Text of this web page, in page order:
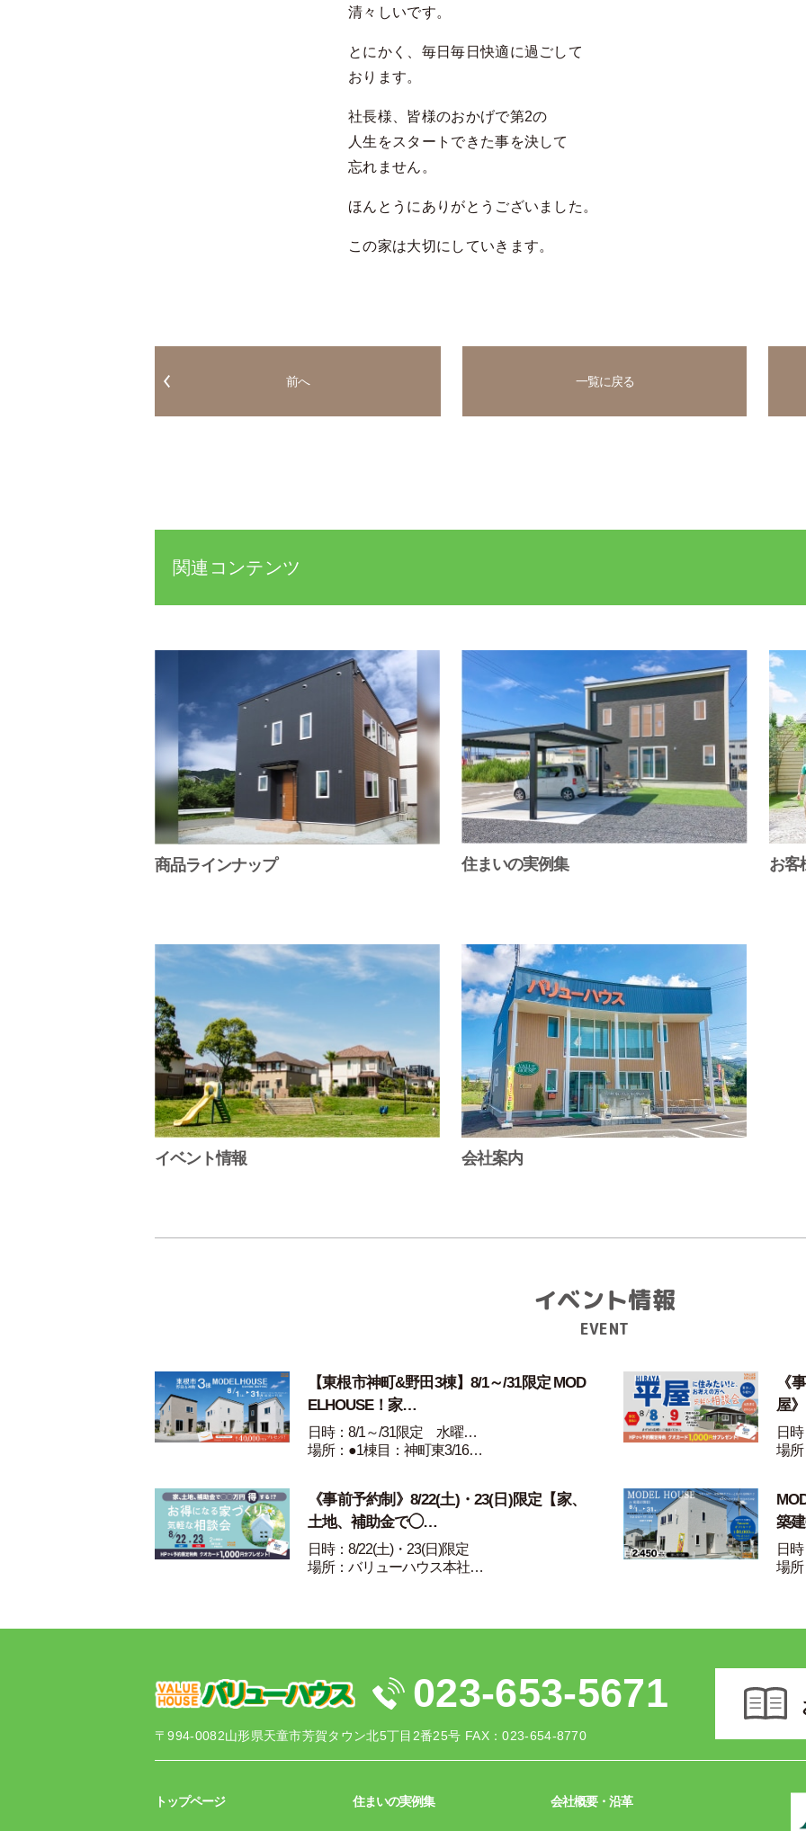
清々しいです。
とにかく、毎日毎日快適に過ごして
おります。
社長様、皆様のおかげで第2の
人生をスタートできた事を決して
忘れません。
ほんとうにありがとうございました。
この家は大切にしていきます。
前へ 一覧に戻る
関連コンテンツ
商品ラインナップ 住まいの実例集 お客
イベント情報 会社案内
イベント情報
EVENT
【東根市神町&野田3棟】8/1～/31限定 MOD
ELHOUSE！家…
日時：8/1～/31限定 水曜…
場所：●1棟目：神町東3/16…
《
屋
日
場
《事前予約制》8/22(土)・23(日)限定【家、
土地、補助金で◯…
日時：8/22(土)・23(日)限定
場所：バリューハウス本社…
築
日
場
〒994-0082山形県天童市芳賀タウン北5丁目2番25号 FAX：023-654-8770
023-653-5671
トップページ 住まいの実例集 会社概要・沿革